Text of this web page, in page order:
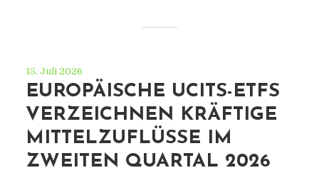
15. Juli 2026
EUROPÄISCHE UCITS-ETFS
VERZEICHNEN KRÄFTIGE
MITTELZUFLÜSSE IM
ZWEITEN QUARTAL 2026